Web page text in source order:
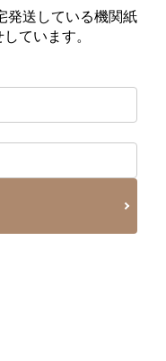
発送している機関紙
ています。